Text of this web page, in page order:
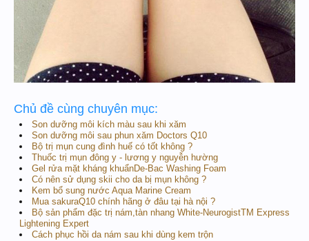
Chủ đề cùng chuyên mục:
Son dưỡng môi kích màu sau khi xăm
Son dưỡng môi sau phun xăm Doctors Q10
Bộ trị mụn cung đình huế có tốt không ?
Thuốc trị mụn đông y - lương y nguyễn hường
Gel rửa mặt kháng khuẩnDe-Bac Washing Foam
Có nên sử dụng skii cho da bị mụn không ?
Kem bổ sung nước Aqua Marine Cream
Mua sakuraQ10 chính hãng ở đâu tại hà nội ?
Bộ sản phẩm đặc trị nám,tàn nhang White-NeurogistTM Express
Lightening Expert
Cách phục hồi da nám sau khi dùng kem trộn